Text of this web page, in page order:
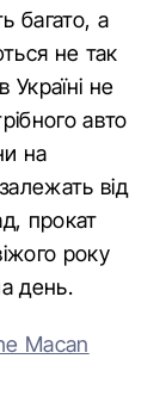
багато, а
не так
не
авто
на
від
прокат
року
день.
Macan